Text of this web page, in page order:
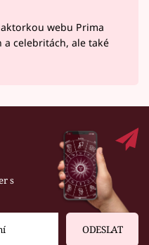
webu Prima
a celebritách, ale také
s
ODESLAT